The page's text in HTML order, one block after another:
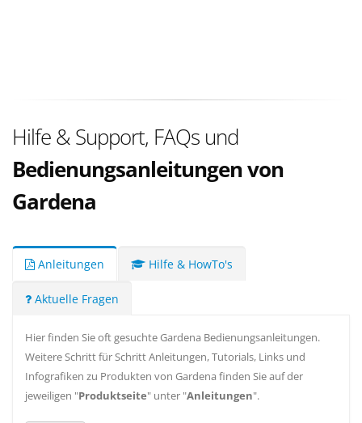
Hilfe & Support, FAQs und
Bedienungsanleitungen von
Gardena
Anleitungen Hilfe & HowTo's
Aktuelle Fragen
Hier finden Sie oft gesuchte Gardena Bedienungsanleitungen.
Weitere Schritt für Schritt Anleitungen, Tutorials, Links und
Infografiken zu Produkten von Gardena finden Sie auf der
jeweiligen "Produktseite" unter "Anleitungen".